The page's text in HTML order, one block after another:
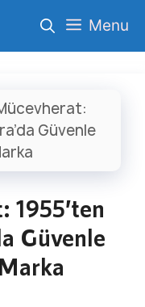
Menu
Güvenle
1955’ten
Güvenle